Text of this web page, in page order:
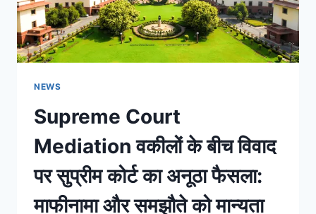
NEWS
Supreme Court
Mediation वकीलों के बीच विवाद
पर सुप्रीम कोर्ट का अनूठा फैसला:
माफीनामा और समझौते को मान्यता